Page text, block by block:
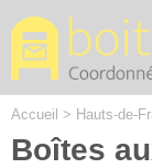
Accueil > Hauts-de-
Boîtes